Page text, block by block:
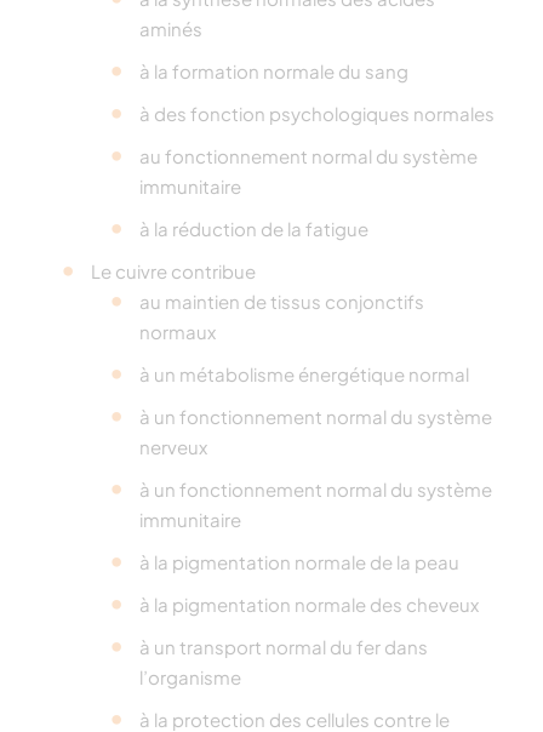
aminés
à la formation normale du sang
à des fonction psychologiques normales
au fonctionnement normal du système
immunitaire
à la réduction de la fatigue
Le cuivre contribue
au maintien de tissus conjonctifs
normaux
à un métabolisme énergétique normal
à un fonctionnement normal du système
nerveux
à un fonctionnement normal du système
immunitaire
à la pigmentation normale de la peau
à la pigmentation normale des cheveux
à un transport normal du fer dans
l’organisme
à la protection des cellules contre le